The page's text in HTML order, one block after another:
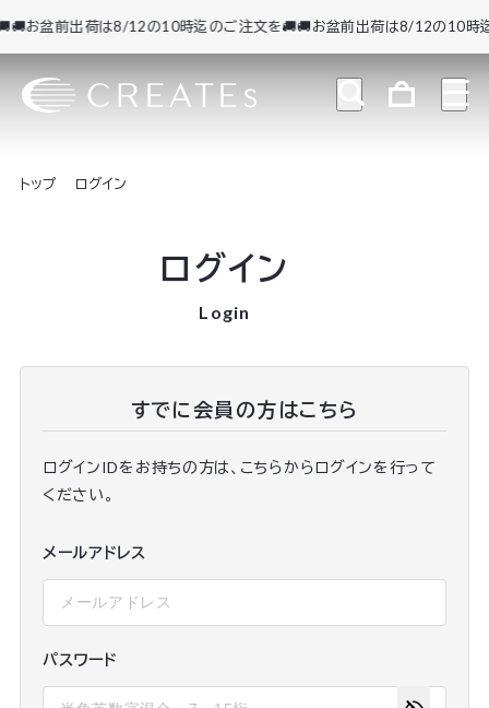
お盆前出荷は8/12の10時迄のご注文を🚚🚚お盆前出荷は8/12の10時迄
トップ ログイン
ログイン
Login
すでに会員の方はこちら
ログインIDをお持ちの方は、こちらからログインを行って
ください。
メールアドレス
パスワード